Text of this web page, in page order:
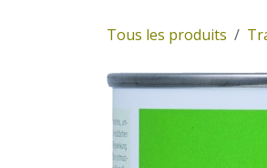
Tous les produits